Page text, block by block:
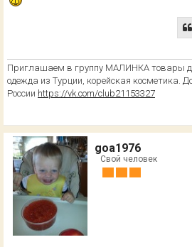
Приглашаем в группу МАЛИНКА товары
одежда из Турции, корейская косметика.
России https://vk.com/club21153327
goa1976
Свой человек